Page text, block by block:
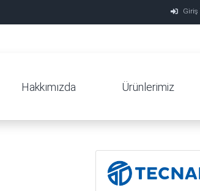
Giriş
Hakkımızda Ürünlerimiz